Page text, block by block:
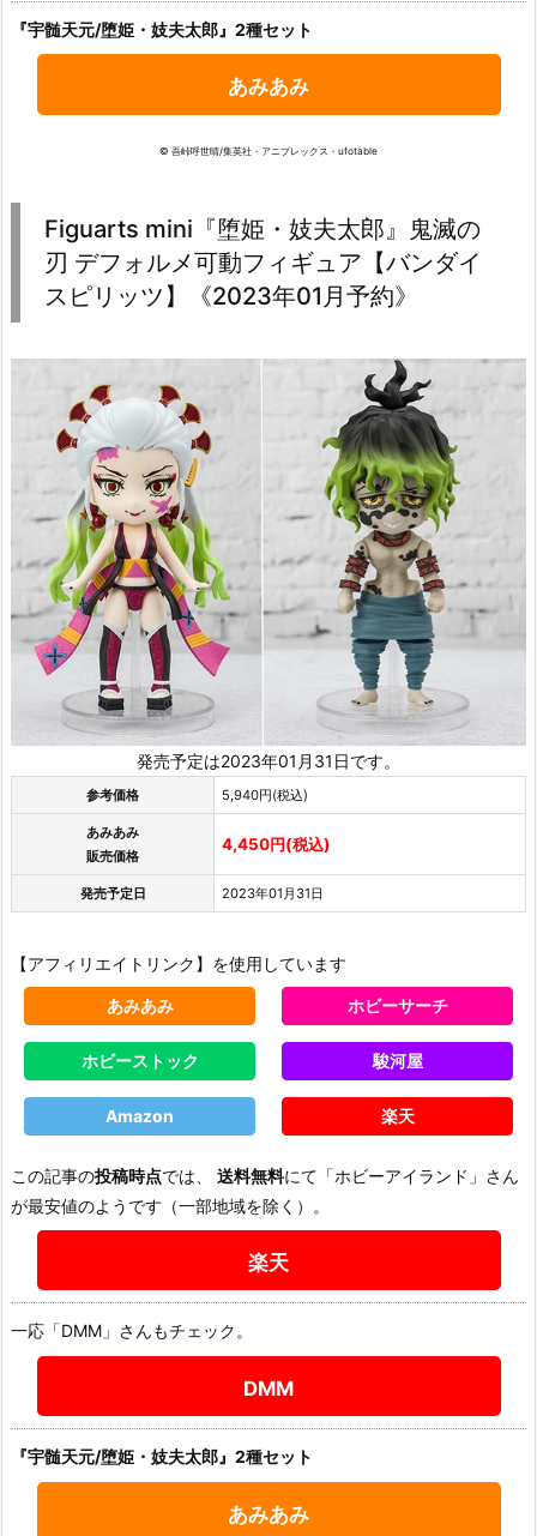
『宇髄天元/堕姫・妓夫太郎』2種セット
あみあみ
© 吾峠呼世晴/集英社・アニプレックス・ufotable
Figuarts mini『堕姫・妓夫太郎』鬼滅の
刃 デフォルメ可動フィギュア【バンダイ
スピリッツ】《2023年01月予約》
発売予定は2023年01月31日です。
参考価格 5,940円(税込)
あみあみ
販売価格
4,450円(税込)
発売予定日 2023年01月31日
【アフィリエイトリンク】を使用しています
あみあみ ホビーサーチ
ホビーストック 駿河屋
Amazon 楽天
この記事の投稿時点では、 送料無料にて「ホビーアイランド」さん
が最安値のようです（一部地域を除く）。
楽天
一応「DMM」さんもチェック。
DMM
『宇髄天元/堕姫・妓夫太郎』2種セット
あみあみ